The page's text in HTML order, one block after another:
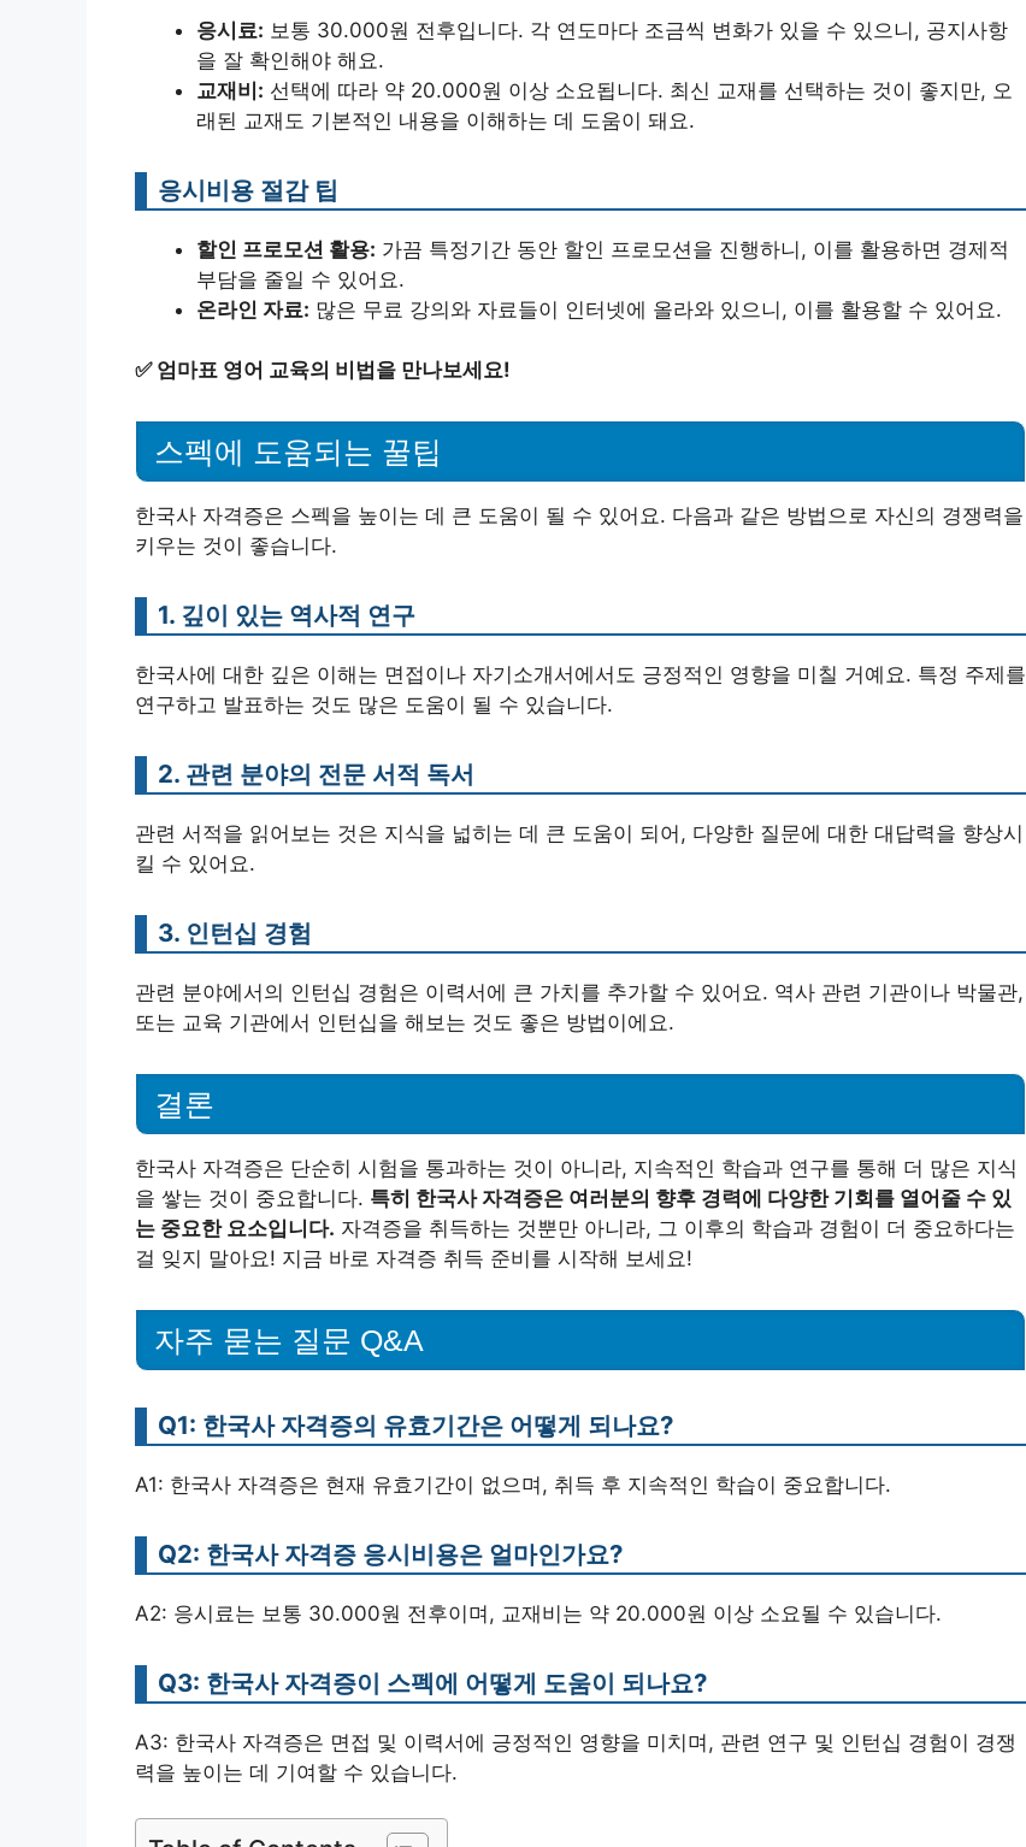
응시료: 보통 30.000원 전후입니다. 각 연도마다 조금씩 변화가 있을 수 있으니, 공지사항
을 잘 확인해야 해요.
교재비: 선택에 따라 약 20.000원 이상 소요됩니다. 최신 교재를 선택하는 것이 좋지만, 오
래된 교재도 기본적인 내용을 이해하는 데 도움이 돼요.
응시비용 절감 팁
할인 프로모션 활용: 가끔 특정기간 동안 할인 프로모션을 진행하니, 이를 활용하면 경제적
부담을 줄일 수 있어요.
온라인 자료: 많은 무료 강의와 자료들이 인터넷에 올라와 있으니, 이를 활용할 수 있어요.
✅ 엄마표 영어 교육의 비법을 만나보세요!
스펙에 도움되는 꿀팁
한국사 자격증은 스펙을 높이는 데 큰 도움이 될 수 있어요. 다음과 같은 방법으로 자신의 경쟁력을
키우는 것이 좋습니다.
1. 깊이 있는 역사적 연구
한국사에 대한 깊은 이해는 면접이나 자기소개서에서도 긍정적인 영향을 미칠 거예요. 특정 주제를
연구하고 발표하는 것도 많은 도움이 될 수 있습니다.
2. 관련 분야의 전문 서적 독서
관련 서적을 읽어보는 것은 지식을 넓히는 데 큰 도움이 되어, 다양한 질문에 대한 대답력을 향상시
킬 수 있어요.
3. 인턴십 경험
관련 분야에서의 인턴십 경험은 이력서에 큰 가치를 추가할 수 있어요. 역사 관련 기관이나 박물관,
또는 교육 기관에서 인턴십을 해보는 것도 좋은 방법이에요.
결론
한국사 자격증은 단순히 시험을 통과하는 것이 아니라, 지속적인 학습과 연구를 통해 더 많은 지식
을 쌓는 것이 중요합니다. 특히 한국사 자격증은 여러분의 향후 경력에 다양한 기회를 열어줄 수 있
는 중요한 요소입니다. 자격증을 취득하는 것뿐만 아니라, 그 이후의 학습과 경험이 더 중요하다는
걸 잊지 말아요! 지금 바로 자격증 취득 준비를 시작해 보세요!
자주 묻는 질문 Q&A
Q1: 한국사 자격증의 유효기간은 어떻게 되나요?
A1: 한국사 자격증은 현재 유효기간이 없으며, 취득 후 지속적인 학습이 중요합니다.
Q2: 한국사 자격증 응시비용은 얼마인가요?
A2: 응시료는 보통 30.000원 전후이며, 교재비는 약 20.000원 이상 소요될 수 있습니다.
Q3: 한국사 자격증이 스펙에 어떻게 도움이 되나요?
A3: 한국사 자격증은 면접 및 이력서에 긍정적인 영향을 미치며, 관련 연구 및 인턴십 경험이 경쟁
력을 높이는 데 기여할 수 있습니다.